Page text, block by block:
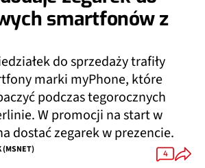
smartfonów z
do sprzedaży trafiły
marki myPhone, które
podczas tegorocznych
W promocji na start w
dostać zegarek w prezencie.
(MSNET)
4